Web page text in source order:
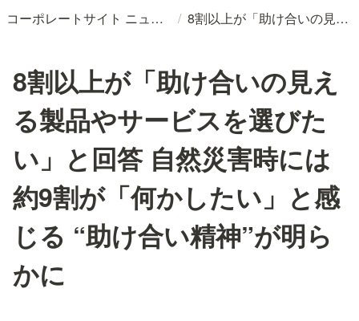
コーポレートサイト ニュースリリースDB / 8割以上が「助け合いの見える製品やサービスを選びたい」と回答 自然災害時には約9割が「何かしたい」と感じる “助け合い精神”が明らかに
8割以上が「助け合いの見え
る製品やサービスを選びた
い」と回答 自然災害時には
約9割が「何かしたい」と感
じる “助け合い精神”が明ら
かに